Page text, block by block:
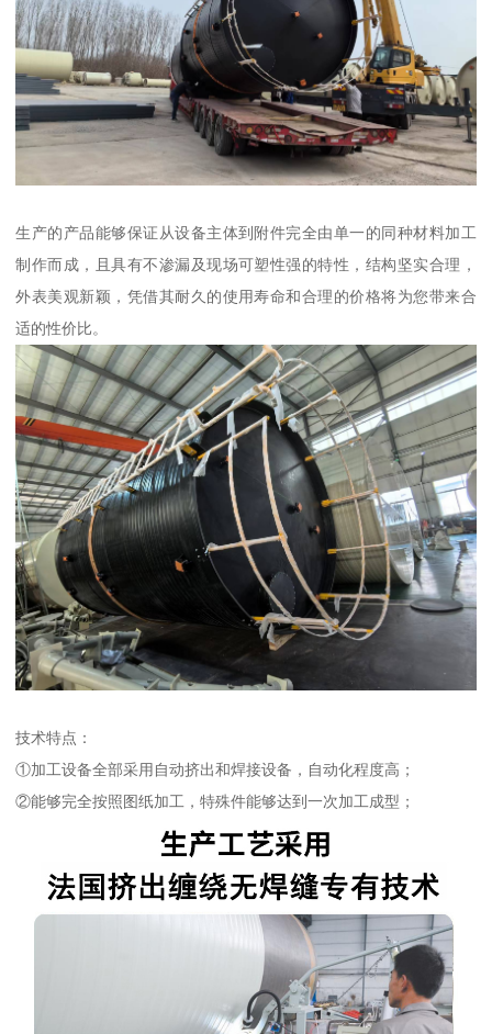
生产的产品能够保证从设备主体到附件完全由单一的同种材料加工
制作而成，且具有不渗漏及现场可塑性强的特性，结构坚实合理，
外表美观新颖，凭借其耐久的使用寿命和合理的价格将为您带来合
适的性价比。
技术特点：
①加工设备全部采用自动挤出和焊接设备，自动化程度高；
②能够完全按照图纸加工，特殊件能够达到一次加工成型；